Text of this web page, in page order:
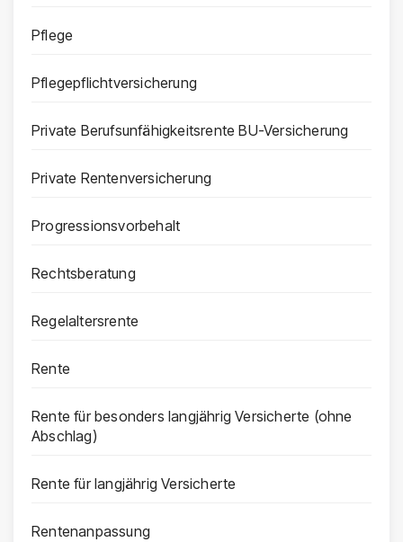
Pflege
Pflegepflichtversicherung
Private Berufsunfähigkeitsrente BU-Versicherung
Private Rentenversicherung
Progressionsvorbehalt
Rechtsberatung
Regelaltersrente
Rente
Rente für besonders langjährig Versicherte (ohne
Abschlag)
Rente für langjährig Versicherte
Rentenanpassung